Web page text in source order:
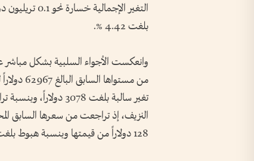
بلغت 4.42 %.
وانعكست الأجواء السلبية بشكل مباشر
128 دولاراً من قيمتها وبنسبة هبوط بلغت 6.90 %.